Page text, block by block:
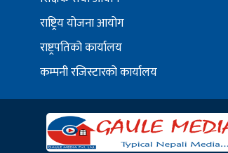
राष्ट्रिय योजना आयोग
राष्ट्रपतिको कार्यालय
कम्पनी रजिस्टारको कार्यालय